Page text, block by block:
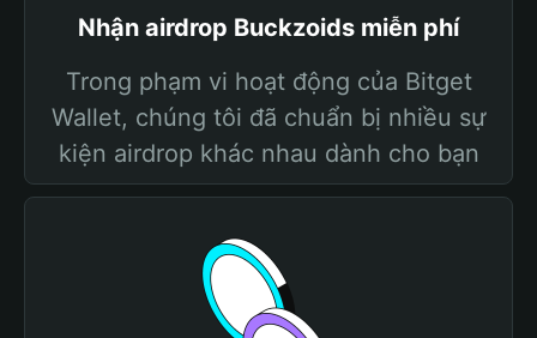
Nhận airdrop Buckzoids miễn phí
Trong phạm vi hoạt động của Bitget
Wallet, chúng tôi đã chuẩn bị nhiều sự
kiện airdrop khác nhau dành cho bạn